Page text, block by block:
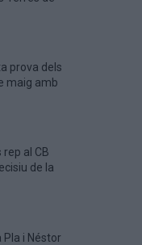
prova dels
maig amb
al CB
de la
i Néstor